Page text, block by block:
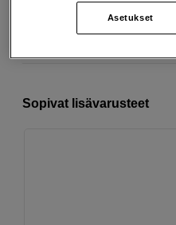
Sopivat lisävarusteet
Asetukset